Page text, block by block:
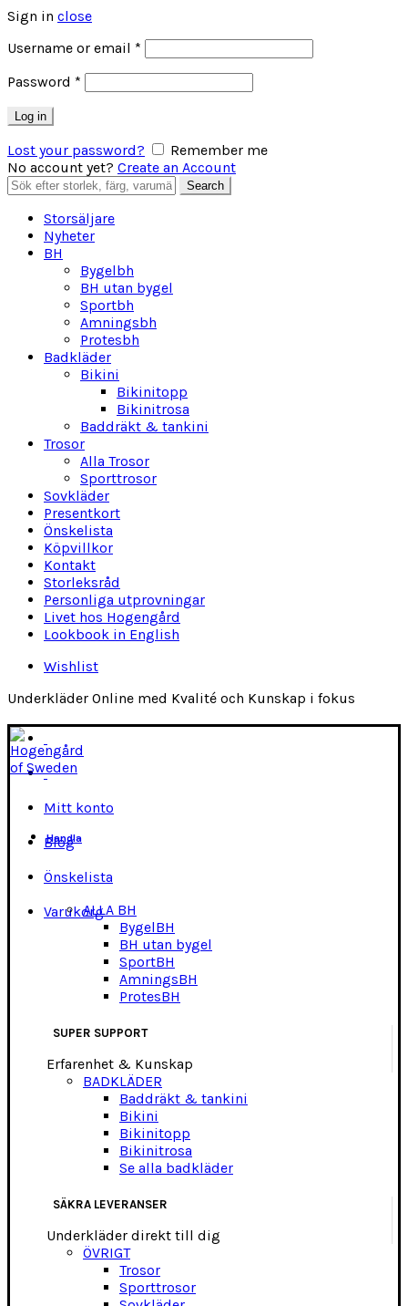
Sign in close
Username or email *
Password *
Log in
Lost your password?
Remember me
No account yet? Create an Account
Search
for:
Search
Storsäljare
Nyheter
BH
Bygelbh
BH utan bygel
Sportbh
Amningsbh
Protesbh
Badkläder
Bikini
Bikinitopp
Bikinitrosa
Baddräkt & tankini
Trosor
Alla Trosor
Sporttrosor
Sovkläder
Presentkort
Önskelista
Köpvillkor
Kontakt
Storleksråd
Personliga utprovningar
Livet hos Hogengård
Lookbook in English
Wishlist
Underkläder Online med Kvalité och Kunskap i fokus
Mitt konto
Blog
Önskelista
Varukorg
Handla
ALLA BH
BygelBH
BH utan bygel
SportBH
AmningsBH
ProtesBH
SUPER SUPPORT
Erfarenhet & Kunskap
BADKLÄDER
Baddräkt & tankini
Bikini
Bikinitopp
Bikinitrosa
Se alla badkläder
SÄKRA LEVERANSER
Underkläder direkt till dig
ÖVRIGT
Trosor
Sporttrosor